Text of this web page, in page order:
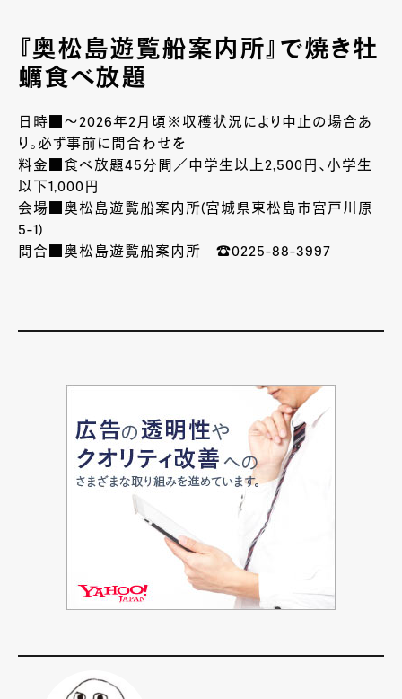
『奥松島遊覧船案内所』で焼き牡
蠣食べ放題
日時■～2026年2月頃※収穫状況により中止の場合あ
り。必ず事前に問合わせを
料金■食べ放題45分間／中学生以上2,500円、小学生
以下1,000円
会場■奥松島遊覧船案内所(宮城県東松島市宮戸川原
5-1)
問合■奥松島遊覧船案内所 ☎0225-88-3997